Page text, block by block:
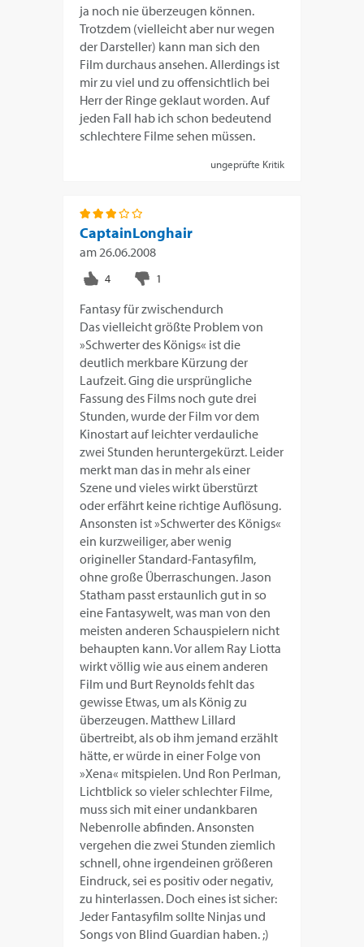
ja noch nie überzeugen können.
Trotzdem (vielleicht aber nur wegen
der Darsteller) kann man sich den
Film durchaus ansehen. Allerdings ist
mir zu viel und zu offensichtlich bei
Herr der Ringe geklaut worden. Auf
jeden Fall hab ich schon bedeutend
schlechtere Filme sehen müssen.
ungeprüfte Kritik
CaptainLonghair
am26.06.2008
Fantasy für zwischendurch
Das vielleicht größte Problem von
»Schwerter des Königs« ist die
deutlich merkbare Kürzung der
Laufzeit. Ging die ursprüngliche
Fassung des Films noch gute drei
Stunden, wurde der Film vor dem
Kinostart auf leichter verdauliche
zwei Stunden heruntergekürzt. Leider
merkt man das in mehr als einer
Szene und vieles wirkt überstürzt
oder erfährt keine richtige Auflösung.
Ansonsten ist »Schwerter des Königs«
ein kurzweiliger, aber wenig
origineller Standard-Fantasyfilm,
ohne große Überraschungen. Jason
Statham passt erstaunlich gut in so
eine Fantasywelt, was man von den
meisten anderen Schauspielern nicht
behaupten kann. Vor allem Ray Liotta
wirkt völlig wie aus einem anderen
Film und Burt Reynolds fehlt das
gewisse Etwas, um als König zu
überzeugen. Matthew Lillard
übertreibt, als ob ihm jemand erzählt
hätte, er würde in einer Folge von
»Xena« mitspielen. Und Ron Perlman,
Lichtblick so vieler schlechter Filme,
muss sich mit einer undankbaren
Nebenrolle abfinden. Ansonsten
vergehen die zwei Stunden ziemlich
schnell, ohne irgendeinen größeren
Eindruck, sei es positiv oder negativ,
zu hinterlassen. Doch eines ist sicher:
Jeder Fantasyfilm sollte Ninjas und
Songs von Blind Guardian haben. ;)